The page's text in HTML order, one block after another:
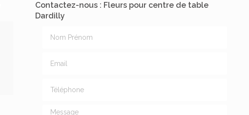
Contactez-nous : Fleurs pour centre de table
Dardilly
Message